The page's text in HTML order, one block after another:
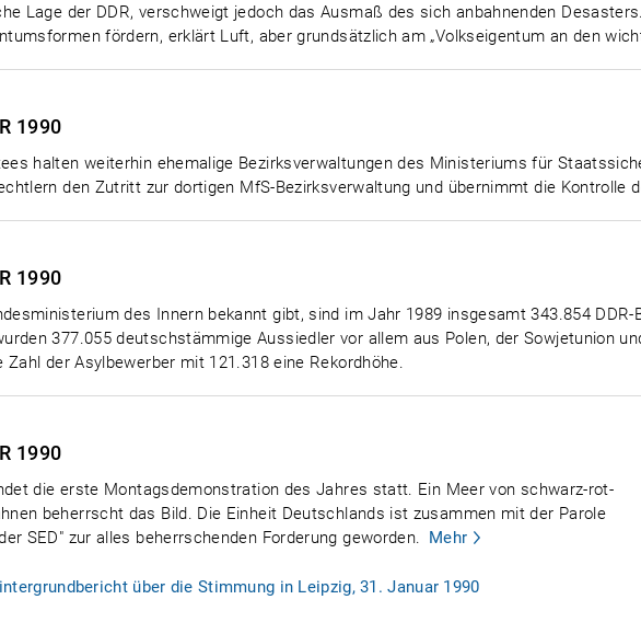
Lage der DDR, verschweigt jedoch das Ausmaß des sich anbahnenden
fördern, erklärt Luft, aber grundsätzlich am „Volkseigentum an den
1990
halten weiterhin ehemalige Bezirksverwaltungen des Ministeriums für
den Zutritt zur dortigen MfS-Bezirksverwaltung und übernimmt die Kontrolle
1990
des Innern bekannt gibt, sind im Jahr 1989 insgesamt 343.854
377.055 deutschstämmige Aussiedler vor allem aus Polen, der Sowjetunion
Zahl der Asylbewerber mit 121.318 eine Rekordhöhe.
1990
die erste Montagsdemonstration des Jahres statt. Ein Meer von schwarz-rot-
beherrscht das Bild. Die Einheit Deutschlands ist zusammen mit der Parole
SED" zur alles beherrschenden Forderung geworden. Mehr
über die Stimmung in Leipzig, 31. Januar 1990